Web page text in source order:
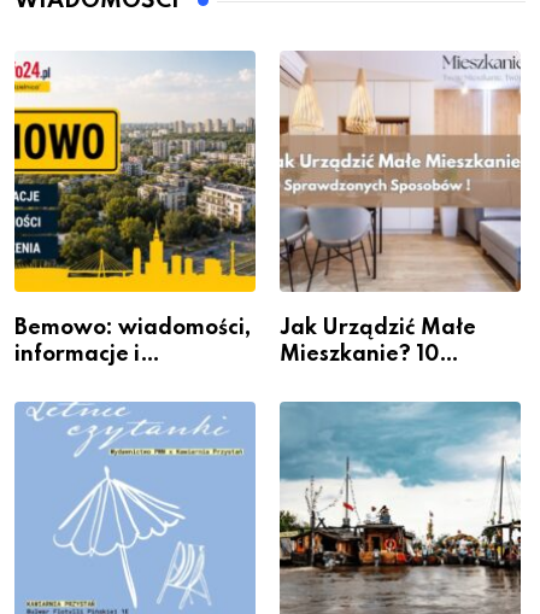
Bemowo: wiadomości,
informacje i
Jak Urządzić Małe
Mieszkanie? 10
Przestrzeni Bez
Kosztownego Remontu